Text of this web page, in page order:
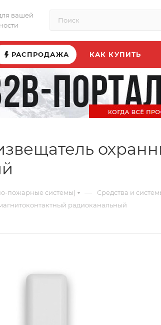
вашей
РАСПРОДАЖА КАК КУПИТЬ
пожарные системы) — Средства и
радиоканальный